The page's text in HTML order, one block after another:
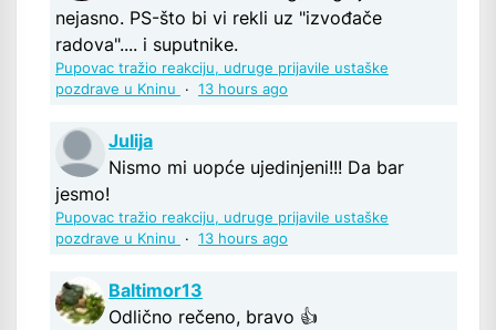
nejasno. PS-što bi vi rekli uz "izvođače
radova".... i suputnike.
Pupovac tražio reakciju, udruge prijavile ustaške
pozdrave u Kninu
· 13 hours ago
Julija
Nismo mi uopće ujedinjeni!!! Da bar
jesmo!
Pupovac tražio reakciju, udruge prijavile ustaške
pozdrave u Kninu
· 13 hours ago
Baltimor13
Odlično rečeno, bravo 👍